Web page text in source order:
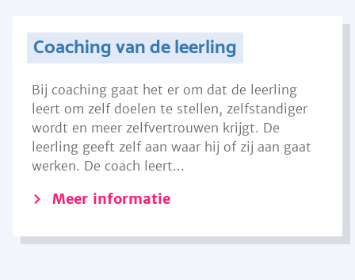
Coaching van de leerling
Bij coaching gaat het er om dat de leerling
leert om zelf doelen te stellen, zelfstandiger
wordt en meer zelfvertrouwen krijgt. De
leerling geeft zelf aan waar hij of zij aan gaat
werken. De coach leert...
Meer informatie